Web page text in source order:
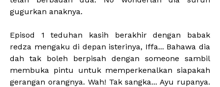
gugurkan anaknya.
Episod 1 teduhan kasih berakhir dengan babak
redza mengaku di depan isterinya, Iffa... Bahawa dia
dah tak boleh berpisah dengan someone sambil
membuka pintu untuk memperkenalkan siapakah
gerangan orangnya. Wah! Tak sangka... Ayu rupanya.